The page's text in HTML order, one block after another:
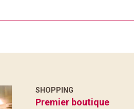
SHOPPING
Premier boutique